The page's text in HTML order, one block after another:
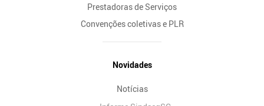
Prestadoras de Serviços
Convenções coletivas e PLR
Novidades
Notícias